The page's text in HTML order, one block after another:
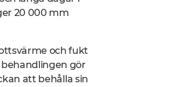
20 000 mm
och fukt
gör
att behålla sin